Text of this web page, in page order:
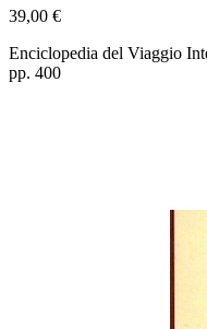
39,00 €
Enciclopedia del Viaggio
pp. 400